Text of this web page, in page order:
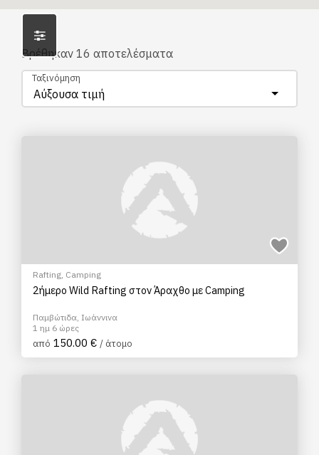
Βρέθηκαν 16 αποτελέσματα
Αύξουσα τιμή
Ταξινόμηση
Rafting, Camping
2ήμερο Wild Rafting στον Άραχθο με Camping
Παμβώτιδα, Ιωάννινα
1 ημ 6 ώρες
από 150.00 € / άτομο